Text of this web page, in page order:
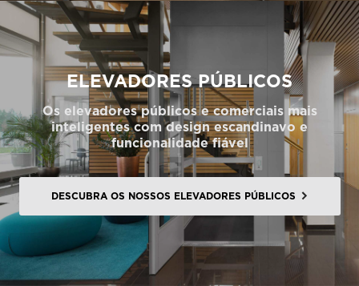
Encomendar um HomeKit digital
Entre em contacto connosco
Estimativa de preço
Subscreva a newsletter
FAQ
ELEVADORES PÚBLICOS
Os elevadores públicos e comerciais mais
inteligentes com design escandinavo e
funcionalidade fiável
DESCUBRA OS NOSSOS ELEVADORES PÚBLICOS